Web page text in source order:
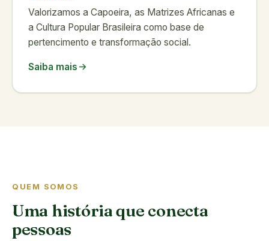
Valorizamos a Capoeira, as Matrizes Africanas e
a Cultura Popular Brasileira como base de
pertencimento e transformação social.
Saiba mais
QUEM SOMOS
Uma história que conecta
pessoas